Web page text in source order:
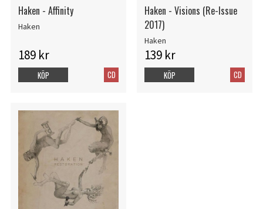
Haken - Affinity
Haken
189 kr
CD
KÖP
Haken - Visions (Re-Issue
2017)
Haken
139 kr
CD
KÖP